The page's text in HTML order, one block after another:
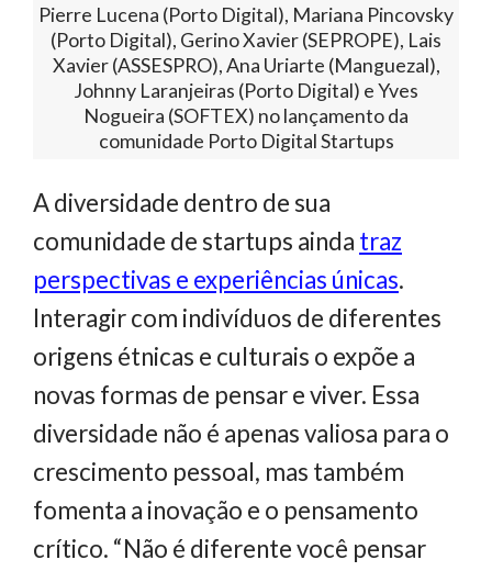
Pierre Lucena (Porto Digital), Mariana Pincovsky
(Porto Digital), Gerino Xavier (SEPROPE), Lais
Xavier (ASSESPRO), Ana Uriarte (Manguezal),
Johnny Laranjeiras (Porto Digital) e Yves
Nogueira (SOFTEX) no lançamento da
comunidade Porto Digital Startups
A diversidade dentro de sua
comunidade de startups ainda traz
perspectivas e experiências únicas.
Interagir com indivíduos de diferentes
origens étnicas e culturais o expõe a
novas formas de pensar e viver. Essa
diversidade não é apenas valiosa para o
crescimento pessoal, mas também
fomenta a inovação e o pensamento
crítico. “Não é diferente você pensar